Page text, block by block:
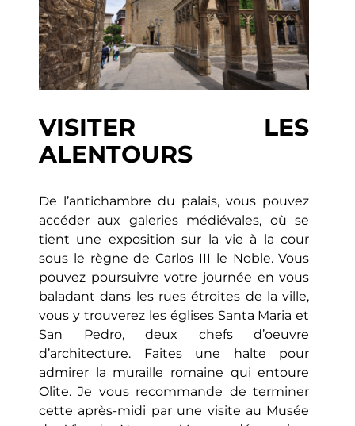
VISITER LES
ALENTOURS
De l’antichambre du palais, vous pouvez
accéder aux galeries médiévales, où se
tient une exposition sur la vie à la cour
sous le règne de Carlos III le Noble. Vous
pouvez poursuivre votre journée en vous
baladant dans les rues étroites de la ville,
vous y trouverez les églises Santa Maria et
San Pedro, deux chefs d’oeuvre
d’architecture. Faites une halte pour
admirer la muraille romaine qui entoure
Olite. Je vous recommande de terminer
cette après-midi par une visite au Musée